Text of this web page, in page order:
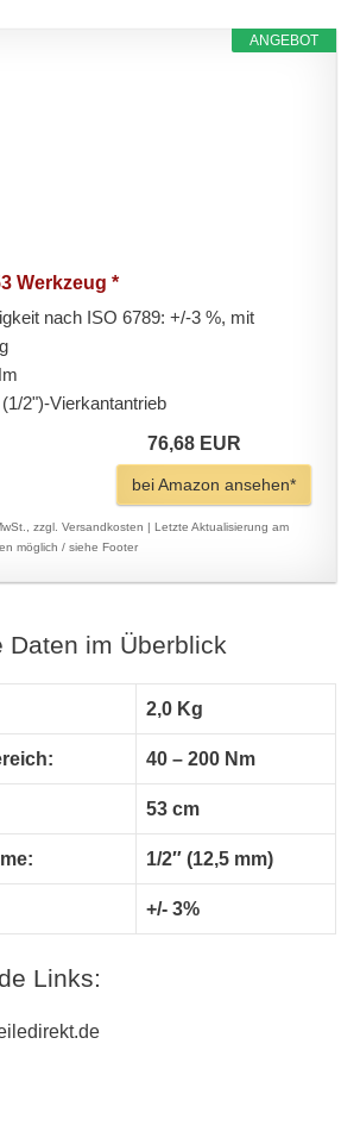
ANGEBOT
Werkzeug *
nach ISO 6789: +/-3 %, mit
2")-Vierkantantrieb
76,68 EUR
bei Amazon ansehen*
zzgl. Versandkosten | Letzte Aktualisierung am
möglich / siehe Footer
Daten im Überblick
2,0 Kg
40 – 200 Nm
53 cm
1/2″ (12,5 mm)
+/- 3%
Links: